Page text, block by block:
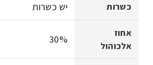
כשרות יש כשרות
אחוז
אלכוהול
30%